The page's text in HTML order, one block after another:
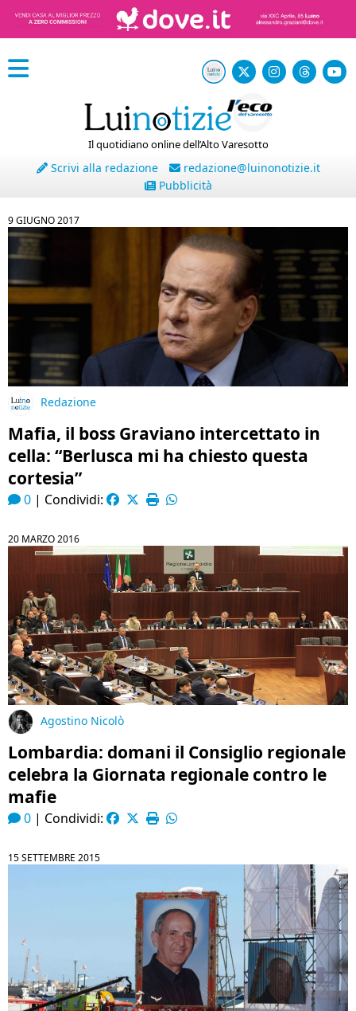
Il quotidiano online dell’Alto Varesotto
Scrivi alla redazione
redazione@luinonotizie.it
Pubblicità
9 GIUGNO 2017
Redazione
Mafia, il boss Graviano intercettato in
cella: “Berlusca mi ha chiesto questa
cortesia”
0 | Condividi:
20 MARZO 2016
Agostino Nicolò
Lombardia: domani il Consiglio regionale
celebra la Giornata regionale contro le
mafie
0 | Condividi:
15 SETTEMBRE 2015